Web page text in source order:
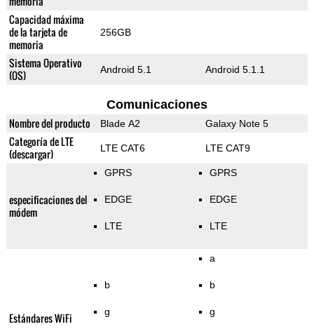
Capacidad máxima
de la tarjeta de
memoria
256GB
Sistema Operativo
(OS)
Android 5.1 Android 5.1.1
Comunicaciones
Nombre del producto Blade A2 Galaxy Note 5
Categoría de LTE
(descargar)
LTE CAT6 LTE CAT9
especificaciones del
módem
GPRS
EDGE
LTE
GPRS
EDGE
LTE
Estándares WiFi
b
g
a
b
g